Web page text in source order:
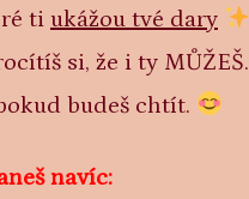
ti ukážou tvé dary
si, že i ty MŮŽEŠ.
budeš chtít.
navíc: